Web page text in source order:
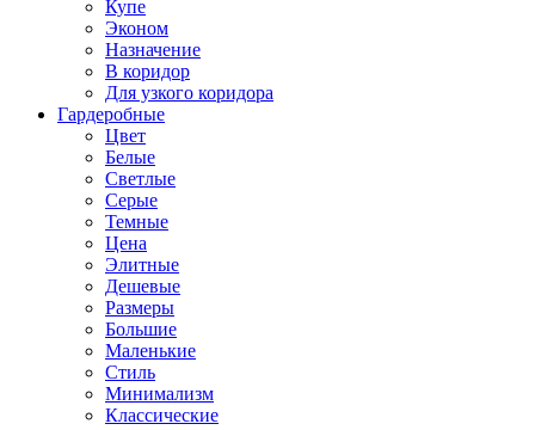
Купе
Эконом
Назначение
В коридор
Для узкого коридора
Гардеробные
Цвет
Белые
Светлые
Серые
Темные
Цена
Элитные
Дешевые
Размеры
Большие
Маленькие
Стиль
Минимализм
Классические